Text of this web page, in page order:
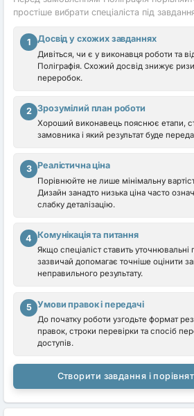
простіше вибрати спеціаліста під
1 Досвід у схожих завданнях
Дивіться, чи є у виконавця роботи та
Поліграфія. Схожий досвід знижує
переробок.
2 Зрозумілий план роботи
Хороший виконавець пояснює етапи,
замовника і який результат буде
3 Реалістична ціна
Порівнюйте не лише мінімальну
Дизайн занадто низька ціна часто
слабку деталізацію.
4 Комунікація та питання
Якщо спеціаліст ставить уточнювальні
зазвичай допомагає точніше оцінити
неправильного результату.
5 Умови правок і передачі
До початку роботи узгодьте формат
правок, строки перевірки та спосіб
доступів.
Створити завдання і